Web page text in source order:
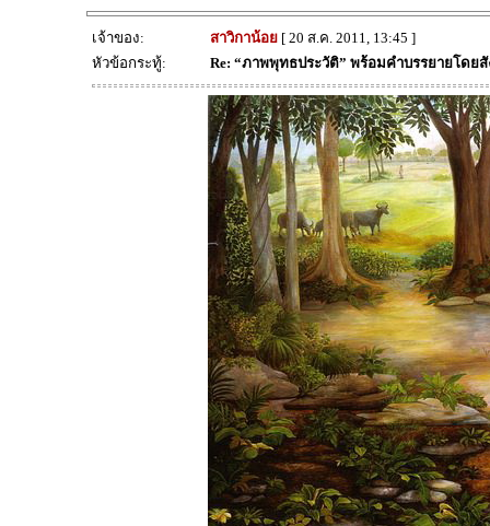
เจ้าของ: สาวิกาน้อย[ 20 ส.ค. 2011, 13:45 ]
หัวข้อกระทู้:
Re: “ภาพพุทธประวัติ” พร้อมคำบรรยายโดย